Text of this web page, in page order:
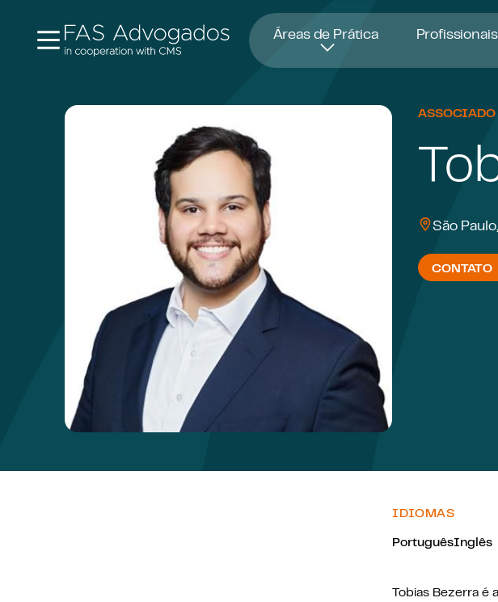
Áreas de Prática Profissionais
ASSOCIADO
São
CONTATO
IDIOMAS
PortuguêsInglês
Tobias Bezerra é